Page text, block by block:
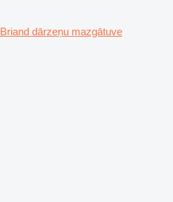
Briand dārzeņu mazgātuve